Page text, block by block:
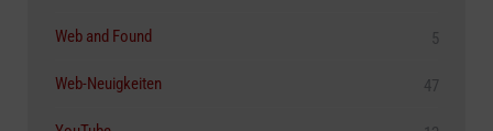
Web and Found 5
Web-Neuigkeiten 47